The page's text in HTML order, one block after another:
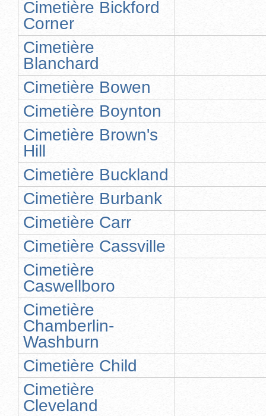
Cimetière Bickford
Corner
Cimetière
Blanchard
Cimetière Bowen
Cimetière Boynton
Cimetière Brown's
Hill
Cimetière Buckland
Cimetière Burbank
Cimetière Carr
Cimetière Cassville
Cimetière
Caswellboro
Cimetière
Chamberlin-
Washburn
Cimetière Child
Cimetière
Cleveland